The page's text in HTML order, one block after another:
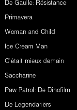
De Gaulle: Résistance
Primavera
Woman and Child
Ice Cream Man
C'était mieux demain
Saccharine
Paw Patrol: De Dinofilm
De Legendariërs